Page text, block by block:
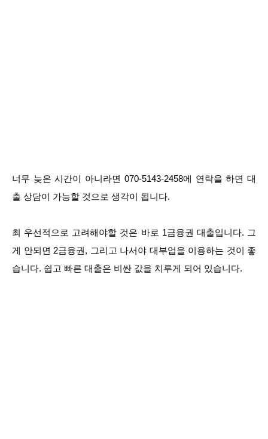
너무 늦은 시간이 아니라면 070-5143-2458에 연락을 하면 대
출 상담이 가능할 것으로 생각이 됩니다.
최 우선적으로 고려해야할 것은 바로 1금융권 대출입니다. 그
게 안되면 2금융권, 그리고 나서야 대부업을 이용하는 것이 좋
습니다. 쉽고 빠른 대출은 비싼 값을 치루게 되어 있습니다.